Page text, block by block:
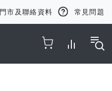
門市及聯絡資料 常見問題